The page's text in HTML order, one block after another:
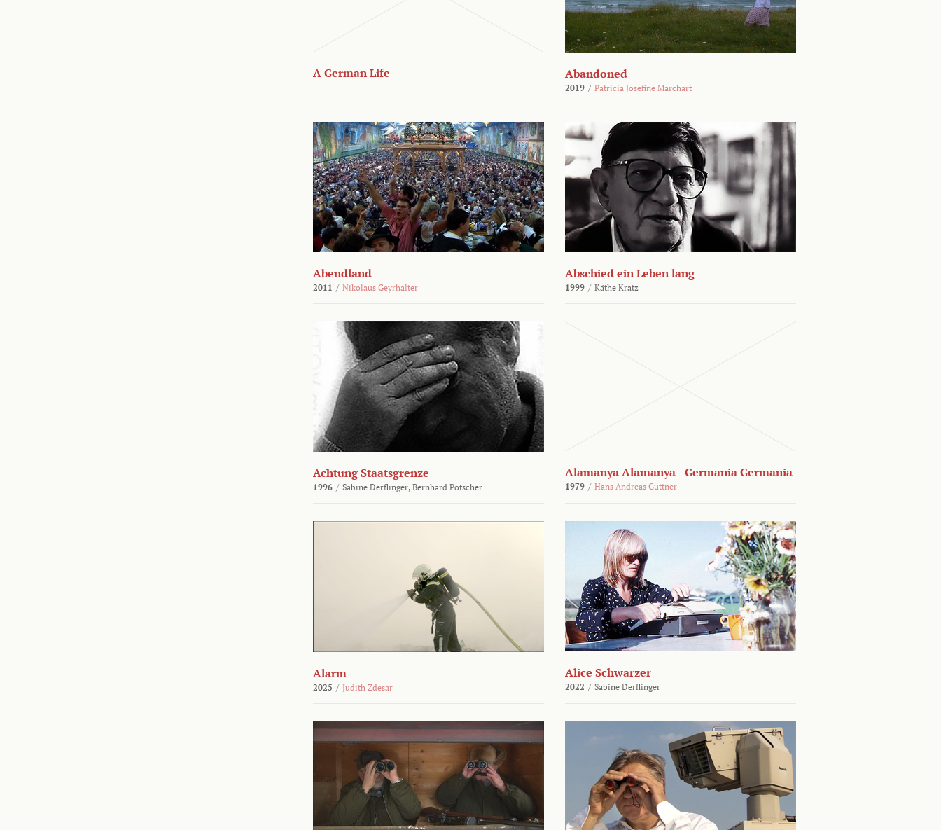
A German Life Abandoned
2019 / Patricia Josefine Marchart
Abendland
2011 / Nikolaus Geyrhalter
Abschied ein Leben lang
1999 / Käthe Kratz
Achtung Staatsgrenze
1996 / Sabine Derflinger, Bernhard Pötscher
Alamanya Alamanya - Germania Germania
1979 / Hans Andreas Guttner
Alarm
2025 / Judith Zdesar
Alice Schwarzer
2022 / Sabine Derflinger